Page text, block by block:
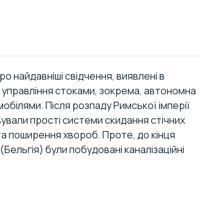
найдавніші свідчення, виявлені в
стоками, зокрема, автономна
Після розпаду Римської імперії
прості системи скидання стічних
поширення хвороб. Проте, до кінця
були побудовані каналізаційні